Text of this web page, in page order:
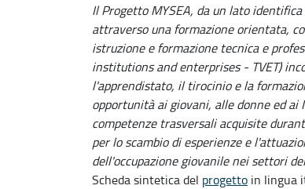
Il Progetto MYSEA, da un lato
attraverso una formazione orientata,
istruzione e formazione tecnica e
institutions and enterprises - TVET)
l'apprendistato, il tirocinio e la
opportunità ai giovani, alle donne ed ai
competenze trasversali acquisite
per lo scambio di esperienze e
dell'occupazione giovanile nei settori
Scheda sintetica del progetto in lingua